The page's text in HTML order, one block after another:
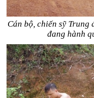
Cán bộ, chiến sỹ
đang hành